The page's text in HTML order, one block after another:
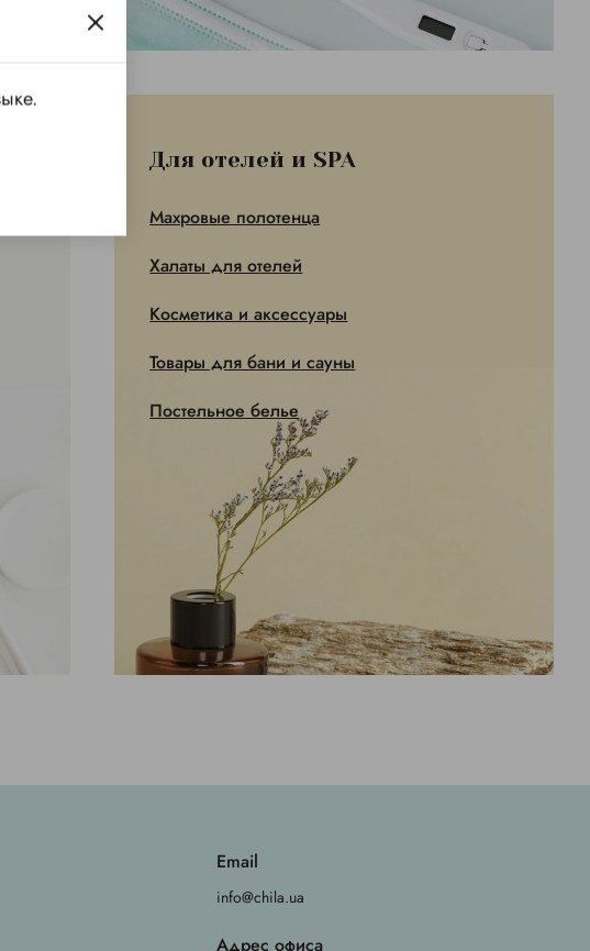
Для отелей и SPA
Махровые полотенца
Халаты для отелей
Косметика и аксессуары
Товары для бани и сауны
Постельное белье
Email
info@chila.ua
Адрес офиса